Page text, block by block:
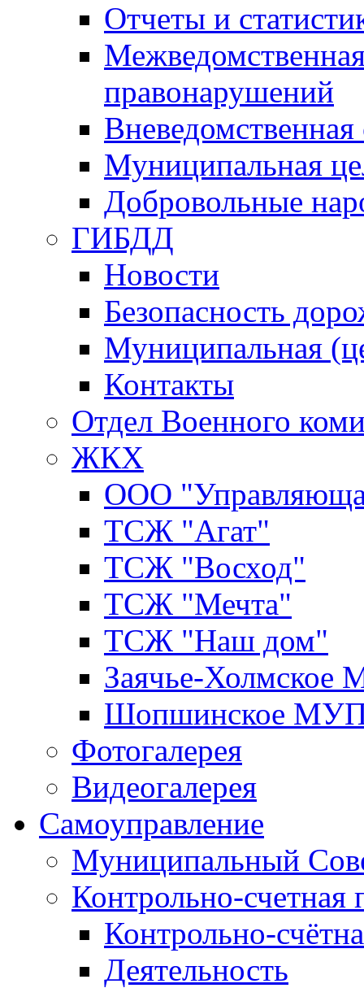
Отчеты и
правонарушений
Вневедомственная
Муниципальная
Добровольные
ГИБДД
Новости
Безопасность
Муниципальная
Контакты
Отдел Военного
ЖКХ
ООО
ТСЖ "Агат"
ТСЖ "Восход"
ТСЖ "Мечта"
ТСЖ "Наш дом"
Заячье-
Шопшинское
Фотогалерея
Видеогалерея
Самоуправление
Муниципальный
Контрольно-счетная
Контрольно-
Деятельность